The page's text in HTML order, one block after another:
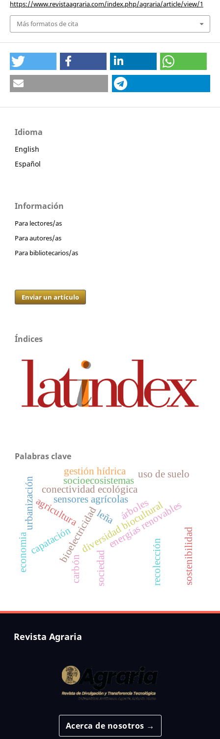
https://www.revistaagraria.com/index.php/agraria/article/view/1
Más formatos de cita
Idioma
English
Español
Información
Para lectores/as
Para autores/as
Para bibliotecarios/as
Enviar un artículo
Índices
Palabras clave
bioelectricidadenergías renovables
sensores agrícolas
agriculturadiversidad biocultural
recolección
árboles
carbón
leña
conectividad ecológica
urbanización socioecosistemas
capatación
gestión hídrica
sostenibilidad
economia sociedad
uso de suelo
Revista Agraria
Acerca de nosotros →